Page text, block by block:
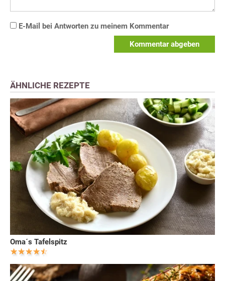
E-Mail bei Antworten zu meinem Kommentar
Kommentar abgeben
ÄHNLICHE REZEPTE
Oma´s Tafelspitz